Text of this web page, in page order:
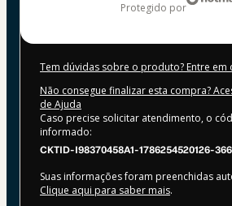
protegido por
Tem dúvidas sobre o produto? Entre em
Não consegue finalizar esta compra?
de Ajuda
Caso precise solicitar atendimento, o
informado:
CKTID-I98370458A1-1786254520126-
Suas informações foram preenchidas
Clique aqui para saber mais.